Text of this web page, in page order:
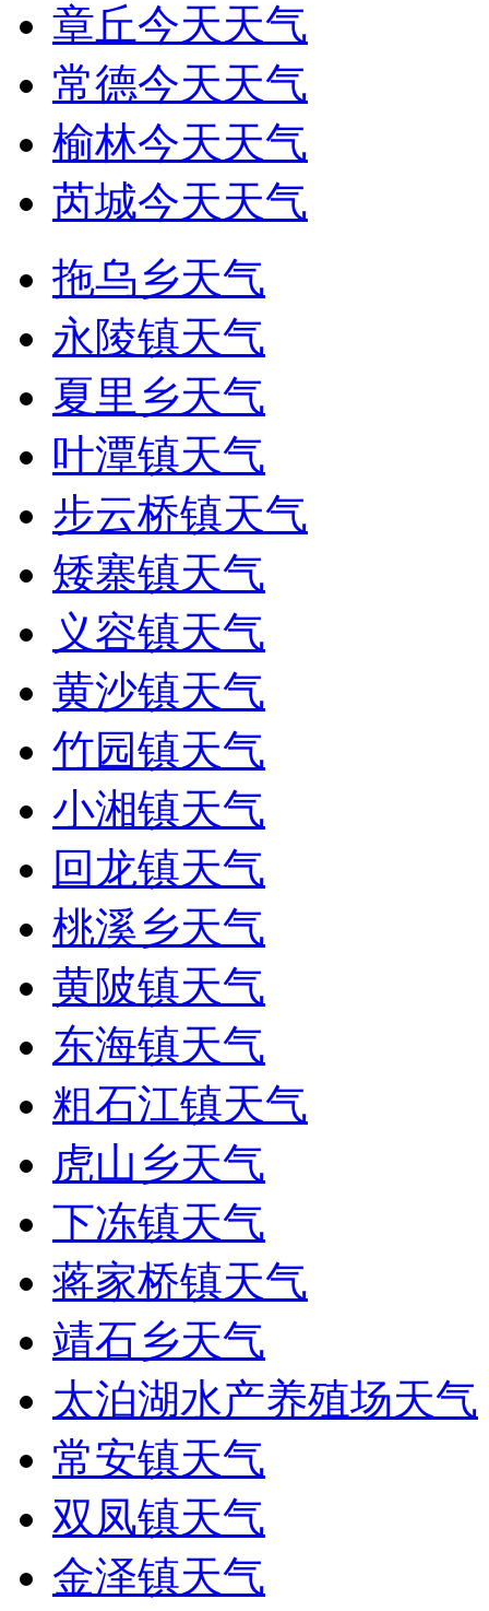
章丘今天天气
常德今天天气
榆林今天天气
芮城今天天气
拖乌乡天气
永陵镇天气
夏里乡天气
叶潭镇天气
步云桥镇天气
矮寨镇天气
义容镇天气
黄沙镇天气
竹园镇天气
小湘镇天气
回龙镇天气
桃溪乡天气
黄陂镇天气
东海镇天气
粗石江镇天气
虎山乡天气
下冻镇天气
蒋家桥镇天气
靖石乡天气
太泊湖水产养殖场天气
常安镇天气
双凤镇天气
金泽镇天气